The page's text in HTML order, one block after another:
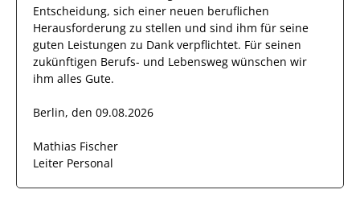
Entscheidung, sich einer neuen beruflichen
Herausforderung zu stellen und sind ihm für seine
guten Leistungen zu Dank verpflichtet. Für seinen
zukünftigen Berufs- und Lebensweg wünschen wir
ihm alles Gute.
Berlin, den 09.08.2026
Mathias Fischer
Leiter Personal